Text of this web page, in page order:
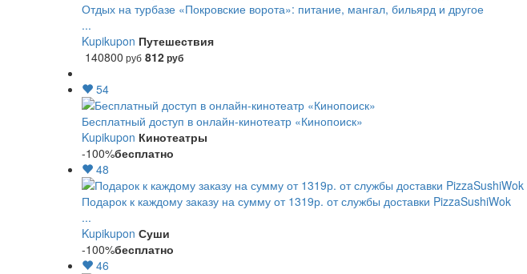
Отдых на турбазе «Покровские ворота»: питание, мангал, бильярд и другое
...
Kupikupon Путешествия
140800 руб 812руб
54
Бесплатный доступ в онлайн-кинотеатр «Кинопоиск»
Kupikupon Кинотеатры
-100%бесплатно
48
Подарок к каждому заказу на сумму от 1319р. от службы доставки PizzaSushiWok
...
Kupikupon Суши
-100%бесплатно
46